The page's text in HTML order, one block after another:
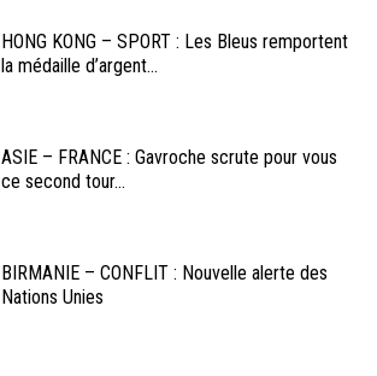
HONG KONG – SPORT : Les Bleus remportent
la médaille d’argent...
ASIE – FRANCE : Gavroche scrute pour vous
ce second tour...
BIRMANIE – CONFLIT : Nouvelle alerte des
Nations Unies